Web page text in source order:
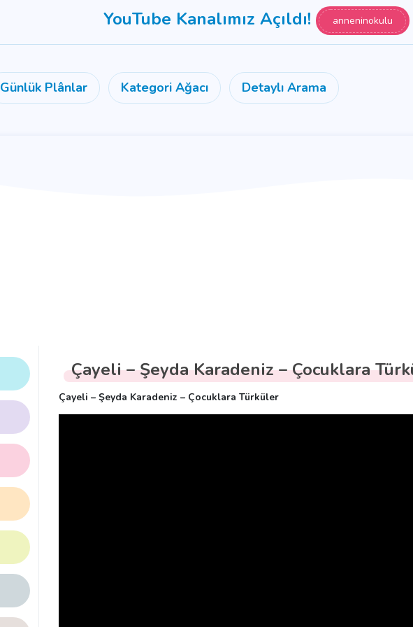
YouTube Kanalımız Açıldı! anneninokulu
Günlük Plânlar Kategori Ağacı Detaylı Arama
Çayeli – Şeyda Karadeniz – Çocuklara
Çayeli – Şeyda Karadeniz – Çocuklara Türküler